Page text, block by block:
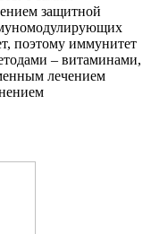
защитной
поэтому иммунитет
– витаминами,
лечением